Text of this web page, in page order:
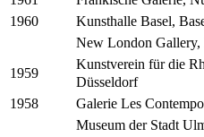
1960
Kunsthalle Basel,
New London
1959
Kunstverein für die
Düsseldorf
1958
Galerie Les
Museum der Stadt